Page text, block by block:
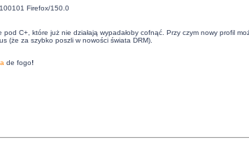
Firefox/150.0
C+, które już nie działają wypadałoby cofnąć. Przy czym nowy profil
(że za szybko poszli w nowości świata DRM).
de fogo!